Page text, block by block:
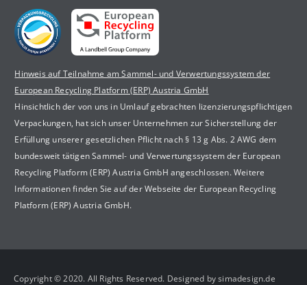
Hinweis auf Teilnahme am Sammel- und Verwertungssystem der
European Recycling Platform (ERP) Austria GmbH
Hinsichtlich der von uns in Umlauf gebrachten lizenzierungspflichtigen
Verpackungen, hat sich unser Unternehmen zur Sicherstellung der
Erfüllung unserer gesetzlichen Pflicht nach § 13 g Abs. 2 AWG dem
bundesweit tätigen Sammel- und Verwertungssystem der European
Recycling Platform (ERP) Austria GmbH angeschlossen. Weitere
Informationen finden Sie auf der Webseite der European Recycling
Platform (ERP) Austria GmbH.
Copyright © 2020. All Rights Reserved. Designed by simadesign.de